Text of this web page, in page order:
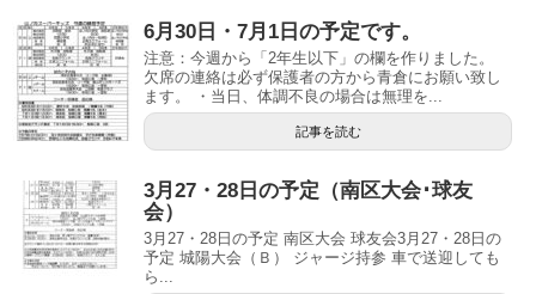
6月30日・7月1日の予定です。
注意：今週から「2年生以下」の欄を作りました。
欠席の連絡は必ず保護者の方から青倉にお願い致し
ます。 ・当日、体調不良の場合は無理を...
記事を読む
3月27・28日の予定（南区大会･球友
会）
3月27・28日の予定 南区大会 球友会3月27・28日の
予定 城陽大会（Ｂ） ジャージ持参 車で送迎しても
ら...